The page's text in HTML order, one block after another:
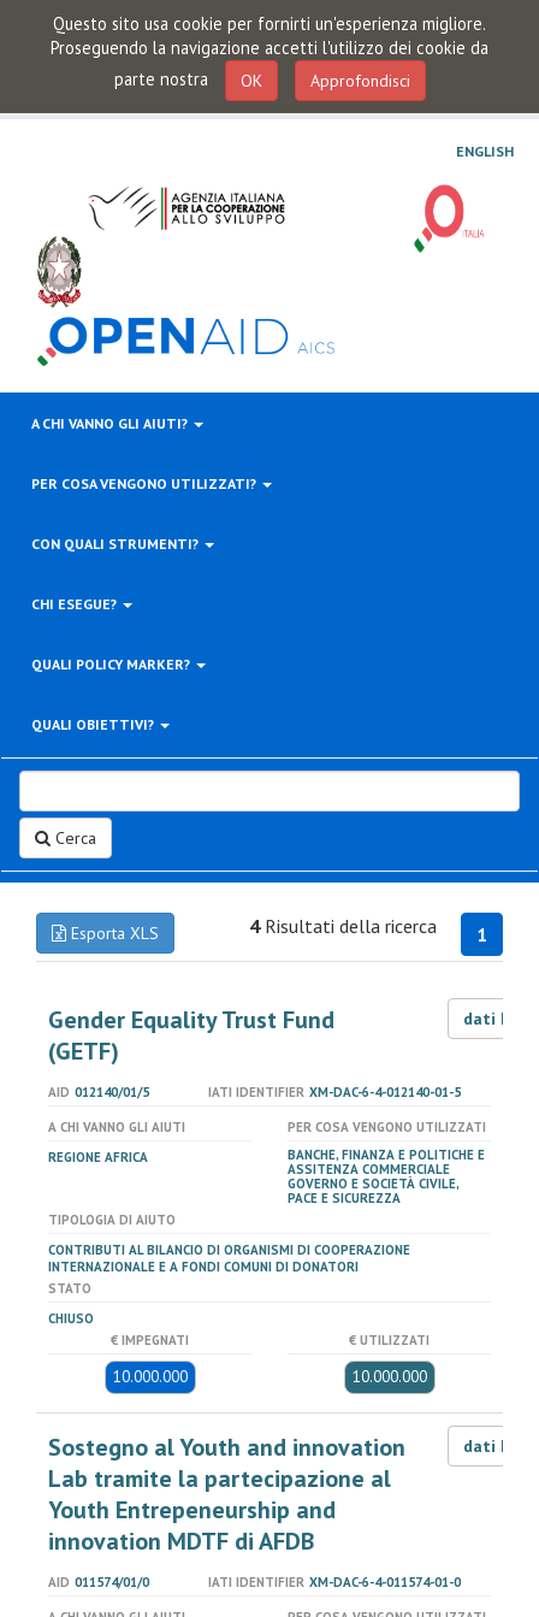
Questo sito usa cookie per fornirti un'esperienza migliore.
Proseguendo la navigazione accetti l'utilizzo dei cookie da
parte nostra
OK Approfondisci
ENGLISH
A CHI VANNO GLI AIUTI?
PER COSA VENGONO UTILIZZATI?
CON QUALI STRUMENTI?
CHI ESEGUE?
QUALI POLICY MARKER?
QUALI OBIETTIVI?
Cerca
Esporta XLS 1
4Risultati della ricerca
Gender Equality Trust Fund
(GETF)
dati LOD
AID 012140/01/5 IATI IDENTIFIER XM-DAC-6-4-012140-01-5
A CHI VANNO GLI AIUTI
REGIONE AFRICA
PER COSA VENGONO UTILIZZATI
BANCHE, FINANZA E POLITICHE E
ASSITENZA COMMERCIALE
GOVERNO E SOCIETÀ CIVILE,
PACE E SICUREZZA
TIPOLOGIA DI AIUTO
CONTRIBUTI AL BILANCIO DI ORGANISMI DI COOPERAZIONE
INTERNAZIONALE E A FONDI COMUNI DI DONATORI
STATO
CHIUSO
€ IMPEGNATI
10.000.000
€ UTILIZZATI
10.000.000
Sostegno al Youth and innovation
Lab tramite la partecipazione al
Youth Entrepeneurship and
innovation MDTF di AFDB
dati LOD
AID 011574/01/0 IATI IDENTIFIER XM-DAC-6-4-011574-01-0